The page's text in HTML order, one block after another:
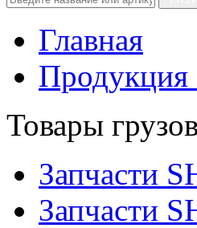
Главная
Товары
Запчасти
Запчасти